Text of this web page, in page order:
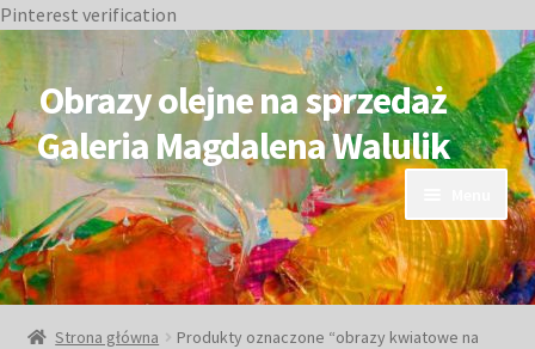
Pinterest verification
do
nawigacji
do
treści
Obrazy olejne na sprzedaż
Galeria Magdalena Walulik
OBRAZY DOSTĘPNE
Strona główna
Produkty oznaczone “obrazy kwiatowe na